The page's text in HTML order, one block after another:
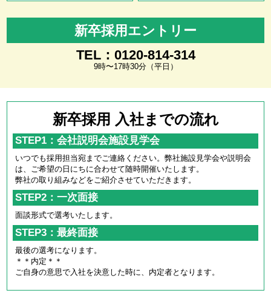
新卒採用エントリー
TEL：0120-814-314
9時〜17時30分（平日）
新卒採用 入社までの流れ
STEP1：会社説明会施設見学会
いつでも採用担当宛までご連絡ください。弊社施設見学会や説明会
は、ご希望の日にちに合わせて随時開催いたします。
弊社の取り組みなどをご紹介させていただきます。
STEP2：一次面接
面談形式で選考いたします。
STEP3：最終面接
最後の選考になります。
＊＊内定＊＊
ご自身の意思で入社を決意した時に、内定者となります。